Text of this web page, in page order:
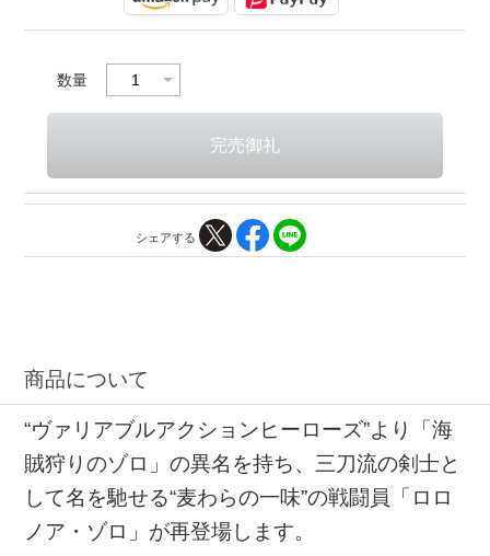
数量
シェアする
商品について
“ヴァリアブルアクションヒーローズ”より「海
賊狩りのゾロ」の異名を持ち、三刀流の剣士と
して名を馳せる“麦わらの一味”の戦闘員「ロロ
ノア・ゾロ」が再登場します。